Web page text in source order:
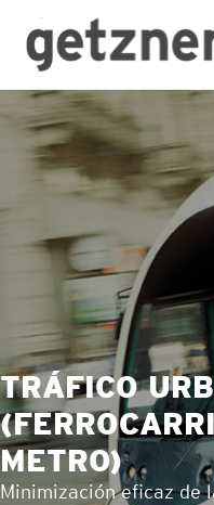
TRÁFICO
METRO)
Minimización eficaz de